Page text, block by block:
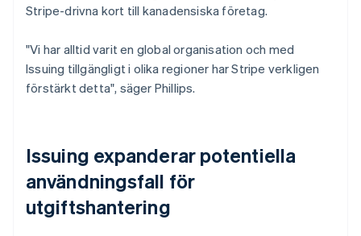
Stripe-drivna kort till kanadensiska företag.
"Vi har alltid varit en global organisation och med
Issuing tillgängligt i olika regioner har Stripe verkligen
förstärkt detta", säger Phillips.
Issuing expanderar potentiella
användningsfall för
utgiftshantering